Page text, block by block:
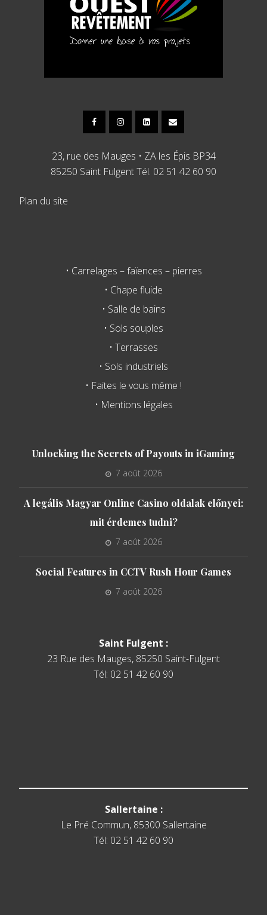
23, rue des Mauges • ZA les Épis BP34
85250 Saint Fulgent Tél. 02 51 42 60 90
Plan du site
• Carrelages – faïences – pierres
• Chape fluide
• Salle de bains
• Sols souples
• Terrasses
• Sols industriels
• Faites le vous même !
• Mentions légales
Unlocking the Secrets of Payouts in iGaming
7 août 2026
A legális Magyar Online Casino oldalak előnyei:
mit érdemes tudni?
7 août 2026
Social Features in CCTV Rush Hour Games
7 août 2026
Saint Fulgent :
23 Rue des Mauges, 85250 Saint-Fulgent
Tél: 02 51 42 60 90
Sallertaine :
Le Pré Commun, 85300 Sallertaine
Tél: 02 51 42 60 90